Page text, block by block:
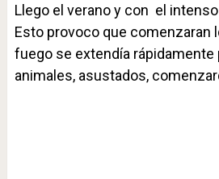
Llego el verano y con el
Esto provoco que comenzaran
fuego se extendía rápidamente
animales, asustados,